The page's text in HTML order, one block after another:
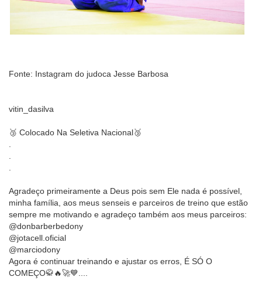
Fonte: Instagram do judoca Jesse Barbosa
vitin_dasilva
🥉 Colocado Na Seletiva Nacional🥉
Agradeço primeiramente a Deus pois sem Ele nada é possível,
minha família, aos meus senseis e parceiros de treino que estão
sempre me motivando e agradeço também aos meus parceiros:
@donbarberbedony
@jotacell.oficial
@marciodony
Agora é continuar treinando e ajustar os erros, É SÓ O
COMEÇO🥋🔥🚀💙....